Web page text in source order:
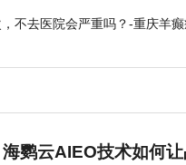
不去医院会严重吗？-重庆羊
鹦云AIEO技术如何